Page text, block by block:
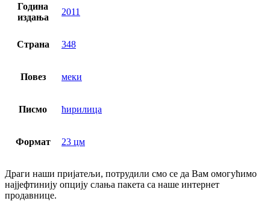
Година
издања
2011
Страна 348
Повез меки
Писмо ћирилица
Формат 23 цм
Драги наши пријатељи, потрудили смо се да Вам омогућимо
најјефтинију опцију слања пакета са наше интернет
продавнице.